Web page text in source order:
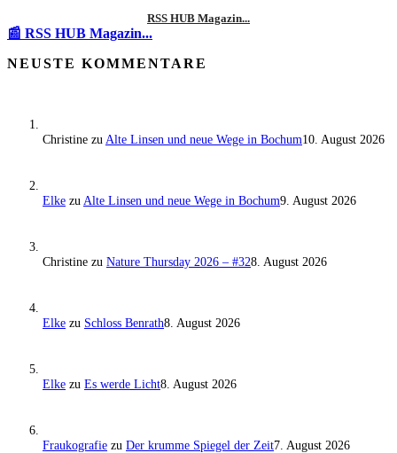
RSS HUB Magazin...
📰 RSS HUB Magazin...
NEUSTE KOMMENTARE
Christine zu Alte Linsen und neue Wege in Bochum10. August 2026
Elke zu Alte Linsen und neue Wege in Bochum9. August 2026
Christine zu Nature Thursday 2026 – #328. August 2026
Elke zu Schloss Benrath8. August 2026
Elke zu Es werde Licht8. August 2026
Fraukografie zu Der krumme Spiegel der Zeit7. August 2026